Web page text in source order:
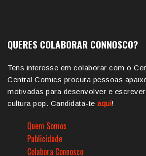
QUERES COLABORAR CONNOSCO?
Tens interesse em colaborar com o
Central Comics procura pessoas
motivadas para desenvolver e
cultura pop. Candidata-te aqui!
Quem Somos
Publicidade
Colabora Connosco